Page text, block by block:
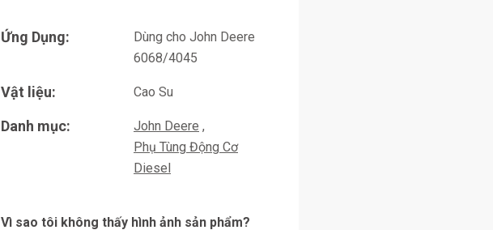
Ứng Dụng:
Dùng cho John Deere
6068/4045
Vật liệu: Cao Su
Danh mục:
John Deere
Phụ Tùng Động Cơ
Diesel
Vì sao tôi không thấy hình ảnh sản phẩm?